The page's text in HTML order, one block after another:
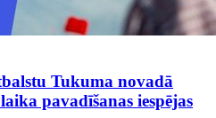
Tukuma novadā
pavadīšanas iespējas